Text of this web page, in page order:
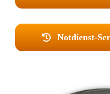
Notdienst-